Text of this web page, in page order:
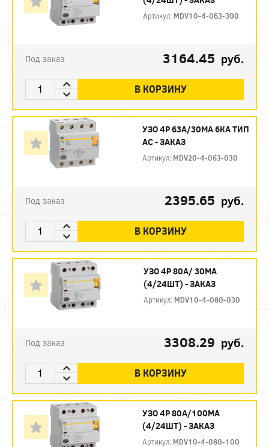
Артикул: MDV10-4-063-300
Под заказ 3164.45 руб.
В КОРЗИНУ
УЗО 4P 63А/30МА 6КА ТИП
АС - ЗАКАЗ
Артикул: MDV20-4-063-030
Под заказ 2395.65 руб.
В КОРЗИНУ
УЗО 4P 80А/ 30МА
(4/24ШТ) - ЗАКАЗ
Артикул: MDV10-4-080-030
Под заказ 3308.29 руб.
В КОРЗИНУ
УЗО 4P 80А/100МА
(4/24ШТ) - ЗАКАЗ
Артикул: MDV10-4-080-100